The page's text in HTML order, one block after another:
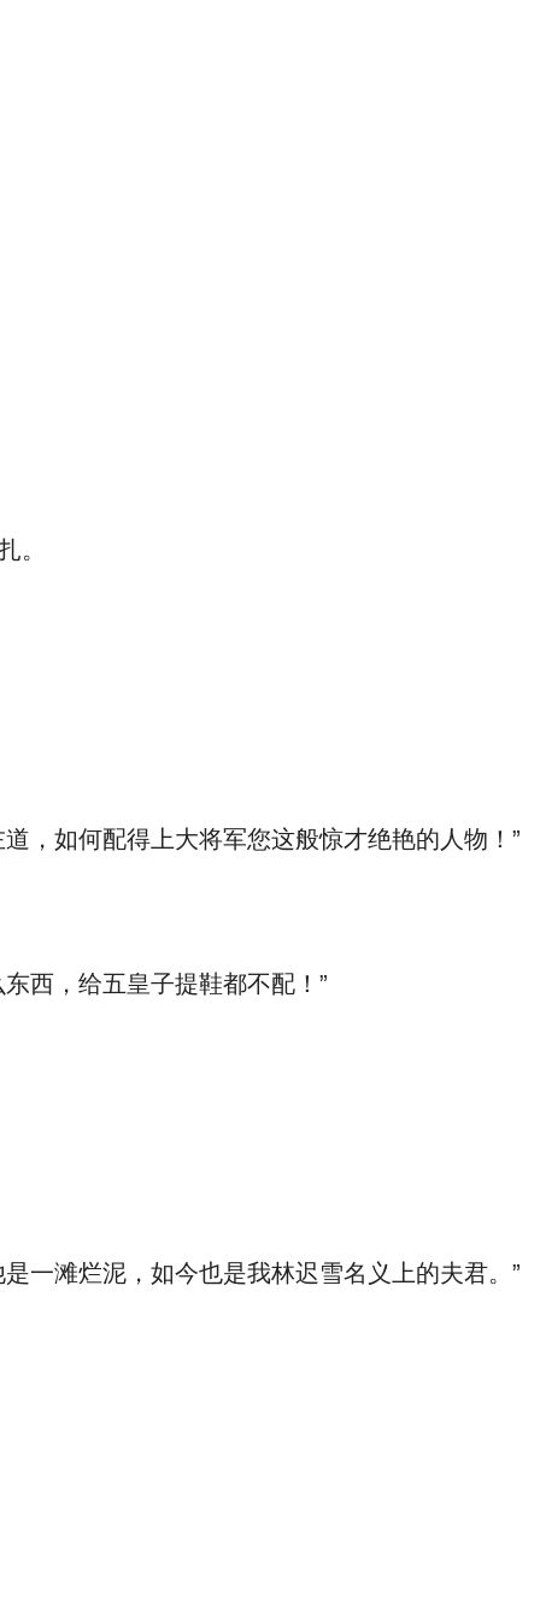
。
如何配得上大将军您这般惊才绝艳的人物！”
西，给五皇子提鞋都不配！”
一滩烂泥，如今也是我林迟雪名义上的夫君。”